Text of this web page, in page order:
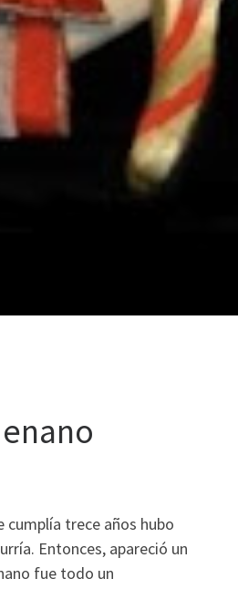
cumplía trece años hubo
Entonces, apareció un
fue todo un